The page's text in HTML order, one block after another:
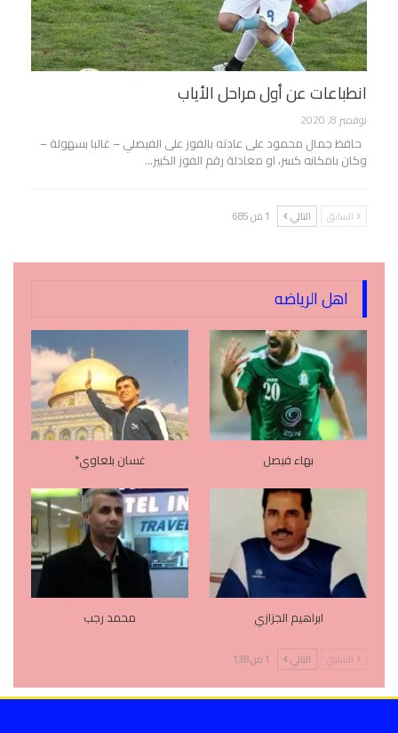
انطباعات عن أول مراحل الأياب
نوفمبر 8, 2020
حافظ جمال محمود على عادته بالفوز على الفيصلي – غالبا بسهولة –
وكان بامكانه كسر، او معادلة رقم الفوز الكبير…
السابق التالي 1 من 685
اهل الرياضه
بهاء فيصل غسان بلعاوي*
ابراهيم الجزازي محمد رجب
السابق التالي 1 من 138